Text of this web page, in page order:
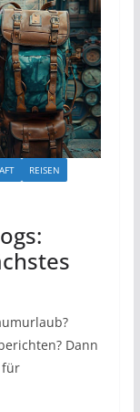
REISEN
Dann
für